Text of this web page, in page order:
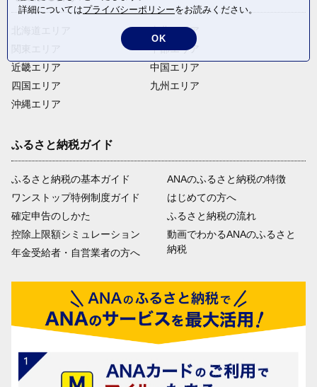
近畿エリア
四国エリア
沖縄エリア
東北エリア
中部エリア
中国エリア
九州エリア
ふるさと納税ガイド
ふるさと納税の基本ガイド
ワンストップ特例制度ガイド
確定申告のしかた
控除上限額シミュレーション
年金受給者・自営業者の方へ
ANAのふるさと納税の特徴
はじめての方へ
ふるさと納税の流れ
動画でわかるANAのふるさと
納税
詳細についてはプライバシーポリシーをお読みください。
OK